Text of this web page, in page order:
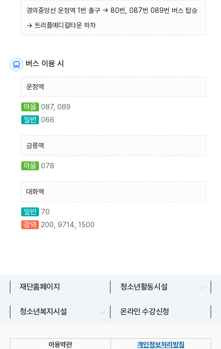
경의중앙선 운정역 1번 출구 → 80번, 087번 089번 버스 탑승
→ 트리플메디컬타운 하차
버스 이용 시
운정역
마을 087, 089
일반 066
금릉역
마을 078
대화역
일반 70
광역 200, 9714, 1500
재단홈페이지 청소년활동시설
문산청소년센터
청소년복지시설
파주시청소년상담복지센터 온라인 수강신청
이용약관 개인정보처리방침